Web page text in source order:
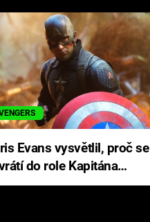
Evans vysvětlil, proč se
do role Kapitána